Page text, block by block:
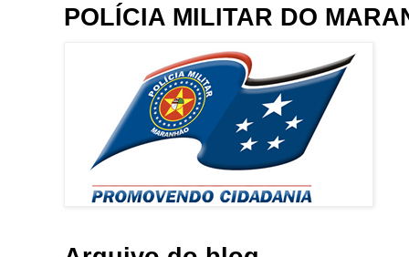
POLÍCIA MILITAR DO